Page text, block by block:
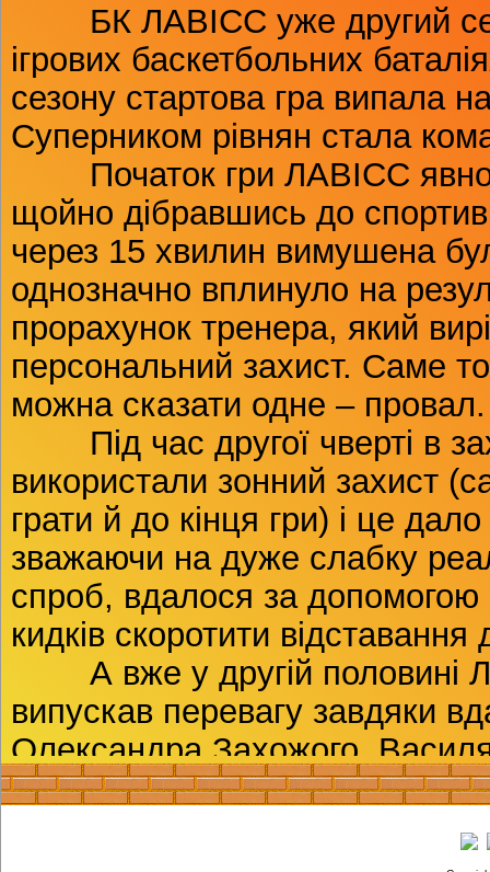
БК ЛАВІСС уже другий
ігрових баскетбольних
сезону стартова гра випала
Суперником рівнян стала
Початок гри ЛАВІСС явно
щойно дібравшись до
через 15 хвилин вимушена
однозначно вплинуло на
прорахунок тренера, який
персональний захист. Саме
можна сказати одне – провал.
Під час другої чверті в
використали зонний захист
грати й до кінця гри) і це
зважаючи на дуже слабку
спроб, вдалося за
кидків скоротити відставання
А вже у другій половині
випускав перевагу завдяки
Олександра Захожого,
Ткачука.
Також потрібно
злагоджену гру в захисті